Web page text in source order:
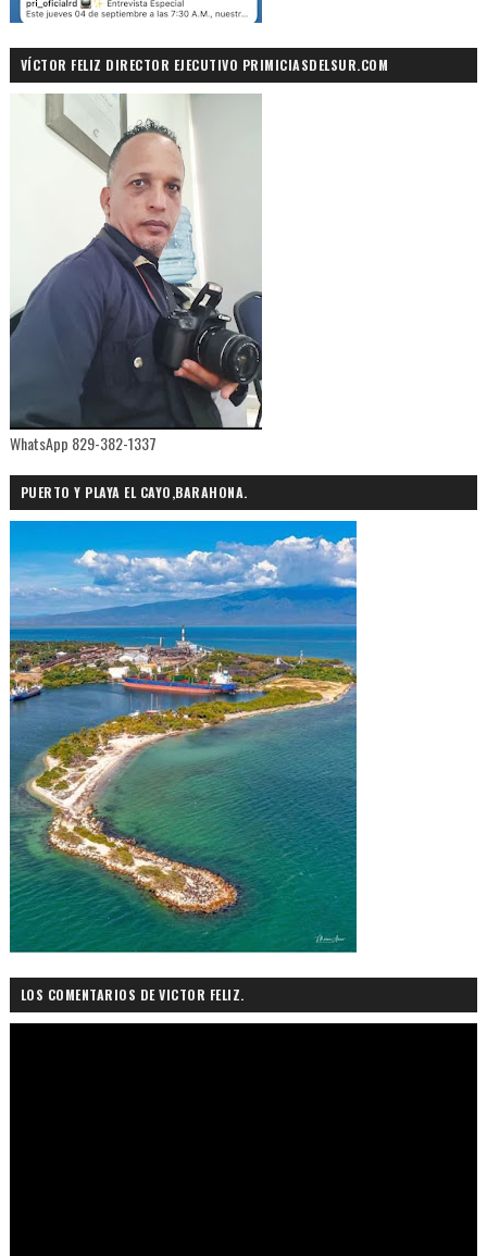
VÍCTOR FELIZ DIRECTOR EJECUTIVO PRIMICIASDELSUR.COM
WhatsApp 829-382-1337
PUERTO Y PLAYA EL CAYO,BARAHONA.
LOS COMENTARIOS DE VICTOR FELIZ.